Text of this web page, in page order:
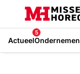
Actueel
5
Ondernemen